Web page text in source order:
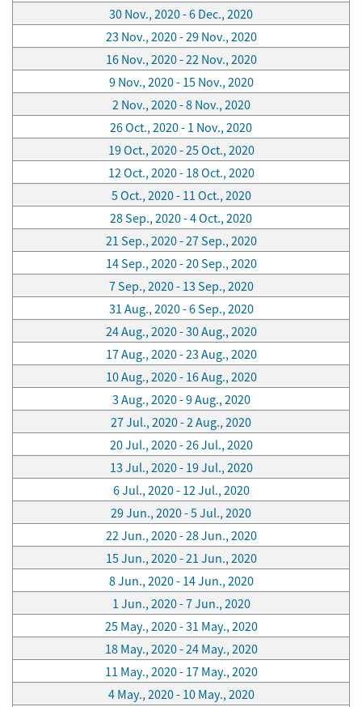
30 Nov., 2020 - 6 Dec., 2020
23 Nov., 2020 - 29 Nov., 2020
16 Nov., 2020 - 22 Nov., 2020
9 Nov., 2020 - 15 Nov., 2020
2 Nov., 2020 - 8 Nov., 2020
26 Oct., 2020 - 1 Nov., 2020
19 Oct., 2020 - 25 Oct., 2020
12 Oct., 2020 - 18 Oct., 2020
5 Oct., 2020 - 11 Oct., 2020
28 Sep., 2020 - 4 Oct., 2020
21 Sep., 2020 - 27 Sep., 2020
14 Sep., 2020 - 20 Sep., 2020
7 Sep., 2020 - 13 Sep., 2020
31 Aug., 2020 - 6 Sep., 2020
24 Aug., 2020 - 30 Aug., 2020
17 Aug., 2020 - 23 Aug., 2020
10 Aug., 2020 - 16 Aug., 2020
3 Aug., 2020 - 9 Aug., 2020
27 Jul., 2020 - 2 Aug., 2020
20 Jul., 2020 - 26 Jul., 2020
13 Jul., 2020 - 19 Jul., 2020
6 Jul., 2020 - 12 Jul., 2020
29 Jun., 2020 - 5 Jul., 2020
22 Jun., 2020 - 28 Jun., 2020
15 Jun., 2020 - 21 Jun., 2020
8 Jun., 2020 - 14 Jun., 2020
1 Jun., 2020 - 7 Jun., 2020
25 May., 2020 - 31 May., 2020
18 May., 2020 - 24 May., 2020
11 May., 2020 - 17 May., 2020
4 May., 2020 - 10 May., 2020